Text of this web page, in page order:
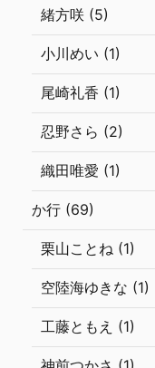
緒方咲 (5)
小川めい (1)
尾崎礼香 (1)
忍野さら (2)
織田唯愛 (1)
か行 (69)
栗山ことね (1)
空陸海ゆきな (1)
工藤ともえ (1)